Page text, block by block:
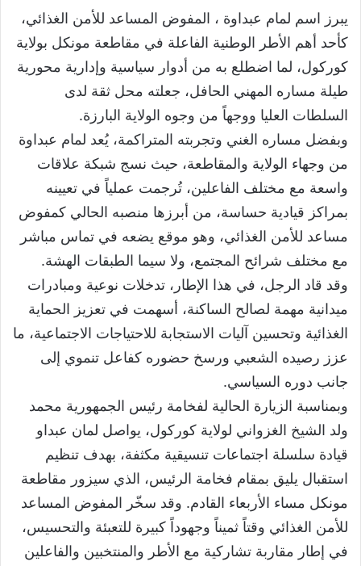
يبرز اسم لمام عبداوة ، المفوض المساعد للأمن الغذائي،
كأحد أهم الأطر الوطنية الفاعلة في مقاطعة مونكل بولاية
كوركول، لما اضطلع به من أدوار سياسية وإدارية محورية
طيلة مساره المهني الحافل، جعلته محل ثقة لدى
السلطات العليا ووجهاً من وجوه الولاية البارزة.
وبفضل مساره الغني وتجربته المتراكمة، يُعد لمام عبداوة
من وجهاء الولاية والمقاطعة، حيث نسج شبكة علاقات
واسعة مع مختلف الفاعلين، تُرجمت عملياً في تعيينه
بمراكز قيادية حساسة، من أبرزها منصبه الحالي كمفوض
مساعد للأمن الغذائي، وهو موقع يضعه في تماس مباشر
مع مختلف شرائح المجتمع، ولا سيما الطبقات الهشة.
وقد قاد الرجل، في هذا الإطار، تدخلات نوعية ومبادرات
ميدانية مهمة لصالح الساكنة، أسهمت في تعزيز الحماية
الغذائية وتحسين آليات الاستجابة للاحتياجات الاجتماعية، ما
عزز رصيده الشعبي ورسخ حضوره كفاعل تنموي إلى
جانب دوره السياسي.
وبمناسبة الزيارة الحالية لفخامة رئيس الجمهورية محمد
ولد الشيخ الغزواني لولاية كوركول، يواصل لمان عبداو
قيادة سلسلة اجتماعات تنسيقية مكثفة، بهدف تنظيم
استقبال يليق بمقام فخامة الرئيس، الذي سيزور مقاطعة
مونكل مساء الأربعاء القادم. وقد سخّر المفوض المساعد
للأمن الغذائي وقتاً ثميناً وجهوداً كبيرة للتعبئة والتحسيس،
في إطار مقاربة تشاركية مع الأطر والمنتخبين والفاعلين